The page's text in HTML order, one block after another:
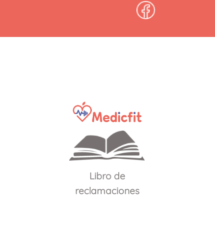
Libro de
reclamaciones